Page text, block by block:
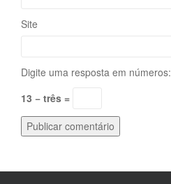
Site
Digite uma resposta em números:
13 − três =